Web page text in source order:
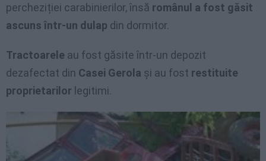
percheziției carabinierilor, însă românul a fost găsit
ascuns într-un dulap din dormitor.
Tractoarele au fost găsite într-un depozit
dezafectat din Casei Gerola și au fost restituite
proprietarilor legitimi.